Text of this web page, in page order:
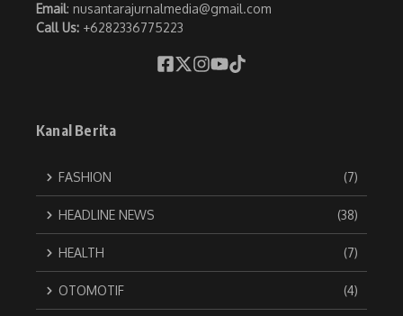
Email: nusantarajurnalmedia@gmail.com
Call Us: +6282336775223
Kanal Berita
FASHION (7)
HEADLINE NEWS (38)
HEALTH (7)
OTOMOTIF (4)